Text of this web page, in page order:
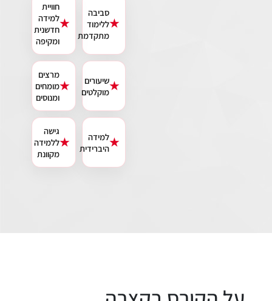
משך הקורס
★
סביבה
ללימוד
מתקדמת
★
חוויית
למידה
חדשנית
ומקיפה
★שיעורים
מוקלטים
★
מרצים
מומחים
ומנוסים
★למידה
היברידית
★
גישה
ללמידה
מקוונת